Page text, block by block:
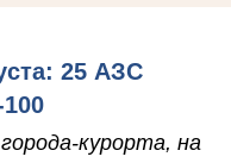
25 АЗС
курорта, на